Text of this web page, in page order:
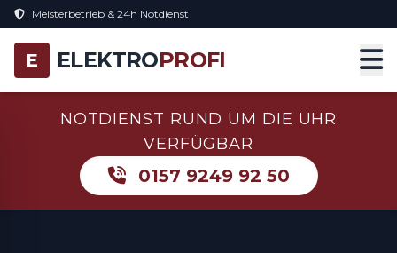
Meisterbetrieb & 24h Notdienst
E ELEKTROPROFI
NOTDIENST RUND UM DIE UHR
VERFÜGBAR
0157 9249 92 50